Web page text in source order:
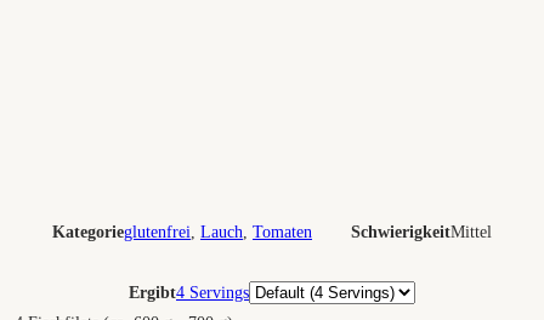
Kategorieglutenfrei, Lauch, Tomaten SchwierigkeitMittel
Ergibt4 ServingsPortionen